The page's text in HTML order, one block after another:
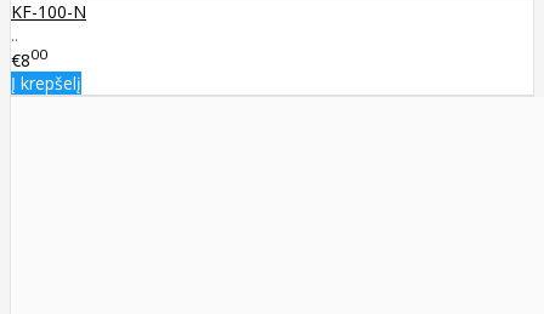
KF-100-N
..
€800
Į krepšelį